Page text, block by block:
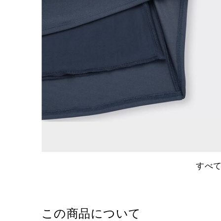
すべ
この商品について